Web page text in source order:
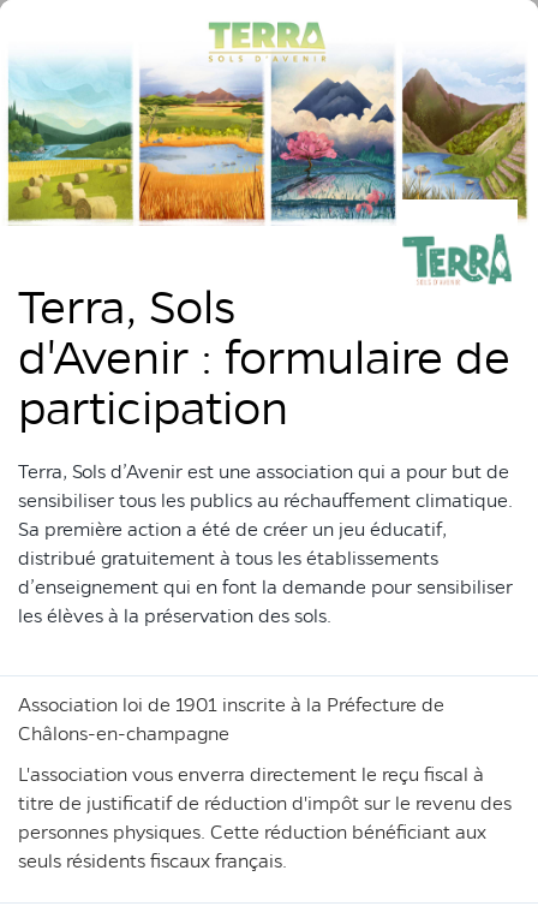
Terra, Sols
d'Avenir : formulaire de
participation
Terra, Sols d’Avenir est une association qui a pour but de
sensibiliser tous les publics au réchauffement climatique.
Sa première action a été de créer un jeu éducatif,
distribué gratuitement à tous les établissements
d’enseignement qui en font la demande pour sensibiliser
les élèves à la préservation des sols.
Association loi de 1901 inscrite à la Préfecture de
Châlons-en-champagne
L'association vous enverra directement le reçu fiscal à
titre de justificatif de réduction d'impôt sur le revenu des
personnes physiques. Cette réduction bénéficiant aux
seuls résidents fiscaux français.